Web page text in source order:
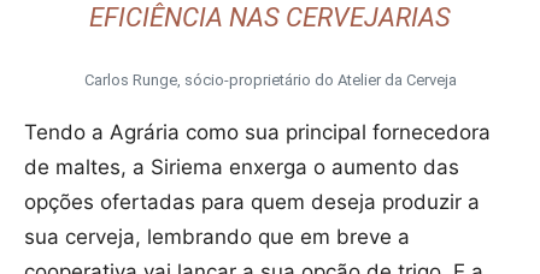
EFICIÊNCIA NAS CERVEJARIAS
Carlos Runge, sócio-proprietário do Atelier da Cerveja
Tendo a Agrária como sua principal fornecedora
de maltes, a Siriema enxerga o aumento das
opções ofertadas para quem deseja produzir a
sua cerveja, lembrando que em breve a